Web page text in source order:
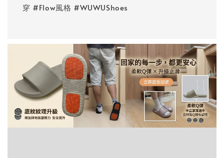
穿 #Flow風格 #WUWUShoes